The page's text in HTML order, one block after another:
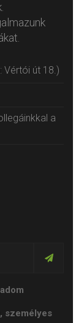
Vértói út 18.)
a
személyes